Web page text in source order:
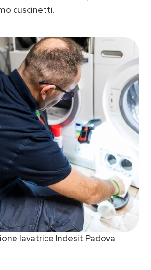
cuscinetti.
lavatrice Indesit Padova